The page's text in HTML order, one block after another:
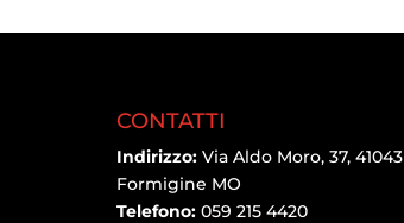
CONTATTI
Indirizzo: Via Aldo Moro, 37, 41043
Formigine MO
Telefono: 059 215 4420